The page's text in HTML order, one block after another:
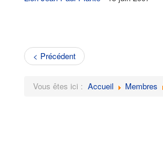
< Précédent
Vous êtes ici : Accueil Membres